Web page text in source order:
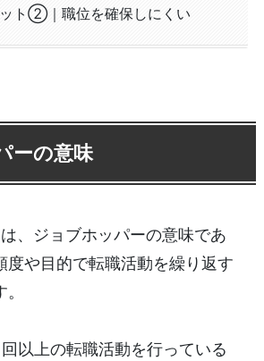
ト②｜職位を確保しにくい
ーの意味
、ジョブホッパーの意味であ
度や目的で転職活動を繰り返す
以上の転職活動を行っている